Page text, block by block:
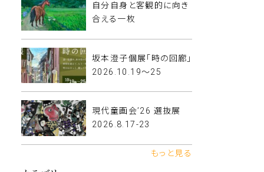
自分自身と客観的に向き
合える一枚
坂本澄子個展「時の回廊」
2026.10.19〜25
現代童画会’26 選抜展
2026.8.17-23
もっと見る